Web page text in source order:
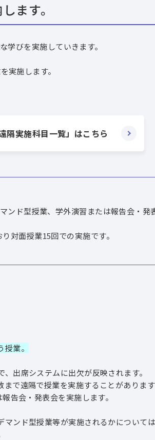
ます。
学びを実施していきます。
実施します。
隔実施科目一覧」はこちら
ド型授業、学外演習または報告会・発
面授業15回での実施です。
業。
出席システムに出欠が反映されます。
で遠隔で授業を実施することがありま
会・発表会を実施します。
ド型授業等が実施されるかについて